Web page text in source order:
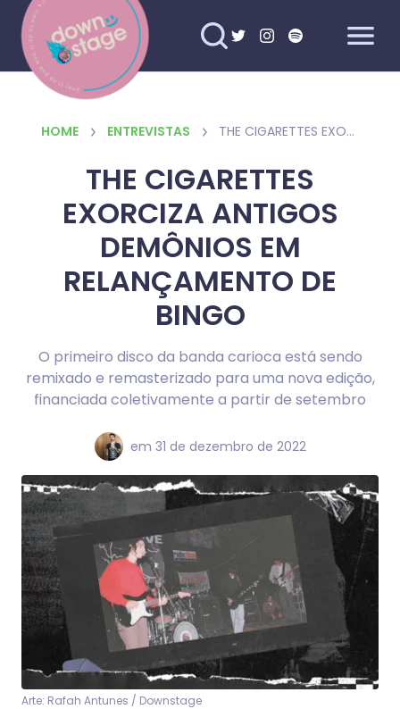
HOME ENTREVISTAS THE CIGARETTES EXORCIZA ANTIGOS DEMÔNIOS EM RELANÇAMENTO DE BINGO
THE CIGARETTES
EXORCIZA ANTIGOS
DEMÔNIOS EM
RELANÇAMENTO DE
BINGO
O primeiro disco da banda carioca está sendo
remixado e remasterizado para uma nova edição,
financiada coletivamente a partir de setembro
em 31 de dezembro de 2022
Arte: Rafah Antunes / Downstage